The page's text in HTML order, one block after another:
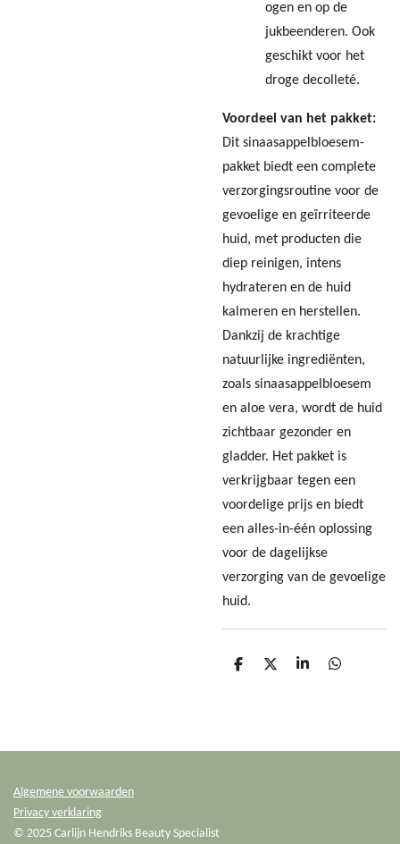
ogen en op de
jukbeenderen. Ook
geschikt voor het
droge decolleté.
Voordeel van het pakket:
Dit sinaasappelbloesem-
pakket biedt een complete
verzorgingsroutine voor de
gevoelige en geïrriteerde
huid, met producten die
diep reinigen, intens
hydrateren en de huid
kalmeren en herstellen.
Dankzij de krachtige
natuurlijke ingrediënten,
zoals sinaasappelbloesem
en aloe vera, wordt de huid
zichtbaar gezonder en
gladder. Het pakket is
verkrijgbaar tegen een
voordelige prijs en biedt
een alles-in-één oplossing
voor de dagelijkse
verzorging van de gevoelige
huid.
D
D
S
D
Algemene voorwaarden
Privacy verklaring
© 2025 Carlijn Hendriks Beauty Specialist